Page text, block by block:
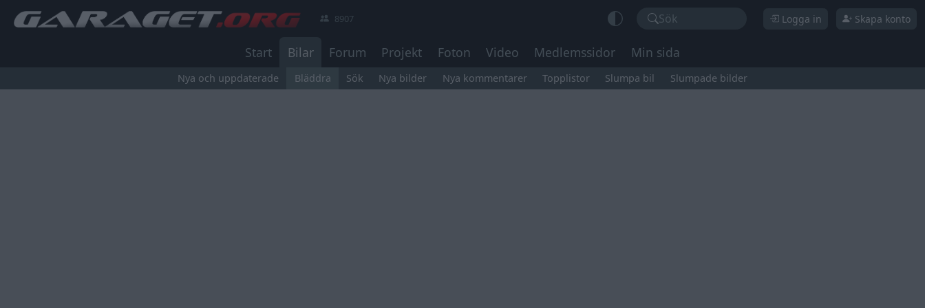
8907 Sök Logga in Skapa konto
Start Bilar Forum Projekt Foton Video Medlemssidor Min sida
Nya och uppdaterade Bläddra Sök Nya bilder Nya kommentarer Topplistor Slumpa bil Slumpade bilder